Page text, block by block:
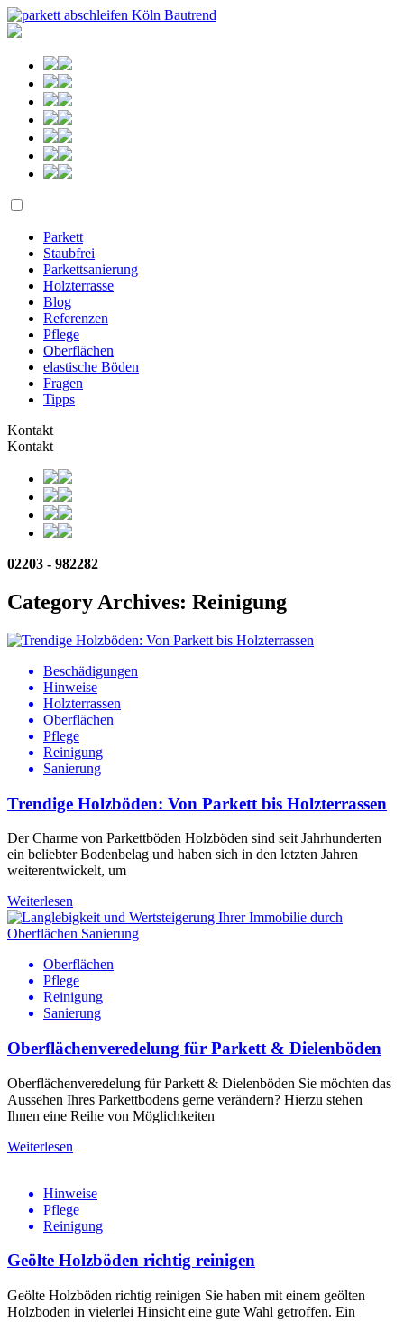
Parkett
Staubfrei
Parkettsanierung
Holzterrasse
Blog
Referenzen
Pflege
Oberflächen
elastische Böden
Fragen
Tipps
Kontakt
Kontakt
02203 - 982282
Category Archives: Reinigung
Beschädigungen
Hinweise
Holzterrassen
Oberflächen
Pflege
Reinigung
Sanierung
Trendige Holzböden: Von Parkett bis Holzterrassen
Der Charme von Parkettböden Holzböden sind seit Jahrhunderten
ein beliebter Bodenbelag und haben sich in den letzten Jahren
weiterentwickelt, um
Weiterlesen
Oberflächen
Pflege
Reinigung
Sanierung
Oberflächenveredelung für Parkett & Dielenböden
Oberflächenveredelung für Parkett & Dielenböden Sie möchten das
Aussehen Ihres Parkettbodens gerne verändern? Hierzu stehen
Ihnen eine Reihe von Möglichkeiten
Weiterlesen
Hinweise
Pflege
Reinigung
Geölte Holzböden richtig reinigen
Geölte Holzböden richtig reinigen Sie haben mit einem geölten
Holzboden in vielerlei Hinsicht eine gute Wahl getroffen. Ein